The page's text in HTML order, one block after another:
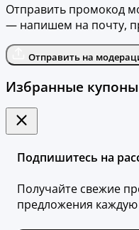
Отправить промокод
— напишем на почту,
Отправить на
Избранные купоны
Подпишитесь на
Получайте свежие
предложения